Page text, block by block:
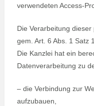
verwendeten Access-
Die Verarbeitung
gem. Art. 6 Abs. 1 Satz
Die Kanzlei hat ein
Datenverarbeitung zu
– die Verbindung zur
aufzubauen,